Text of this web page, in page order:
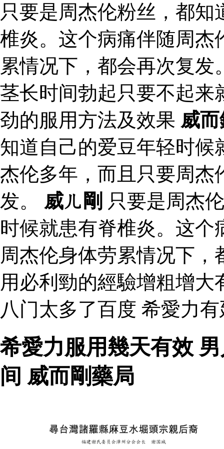
只要是周杰伦粉丝，都
椎炎。这个病痛伴随周杰
累情况下，都会再次复发
茎长时间勃起只要不起
劲的服用方法及效果 威
知道自己的爱豆年轻时候
杰伦多年，而且只要周杰
发。 威ㄦ剛 只要是周杰
时候就患有脊椎炎。这
周杰伦身体劳累情况下
用必利勁的經驗增粗增
八门太多了百度 希愛力
希愛力服用幾天有效
间 威而剛藥局